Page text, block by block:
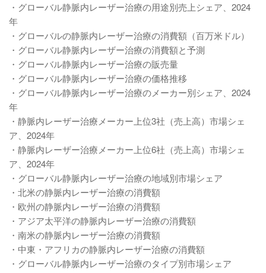
・グローバル静脈内レーザー治療の用途別売上シェア、2024
年
・グローバルの静脈内レーザー治療の消費額（百万米ドル）
・グローバル静脈内レーザー治療の消費額と予測
・グローバル静脈内レーザー治療の販売量
・グローバル静脈内レーザー治療の価格推移
・グローバル静脈内レーザー治療のメーカー別シェア、2024
年
・静脈内レーザー治療メーカー上位3社（売上高）市場シェ
ア、2024年
・静脈内レーザー治療メーカー上位6社（売上高）市場シェ
ア、2024年
・グローバル静脈内レーザー治療の地域別市場シェア
・北米の静脈内レーザー治療の消費額
・欧州の静脈内レーザー治療の消費額
・アジア太平洋の静脈内レーザー治療の消費額
・南米の静脈内レーザー治療の消費額
・中東・アフリカの静脈内レーザー治療の消費額
・グローバル静脈内レーザー治療のタイプ別市場シェア